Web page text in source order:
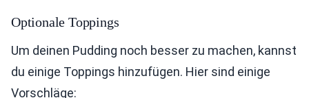
Optionale Toppings
Um deinen Pudding noch besser zu machen, kannst
du einige Toppings hinzufügen. Hier sind einige
Vorschläge: